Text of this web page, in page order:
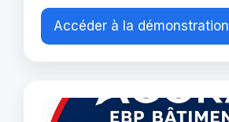
Accéder à la démonstration